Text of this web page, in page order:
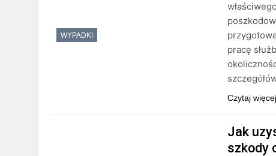
WYPADKI
pracę
Czytaj więcej
Jak
szkody